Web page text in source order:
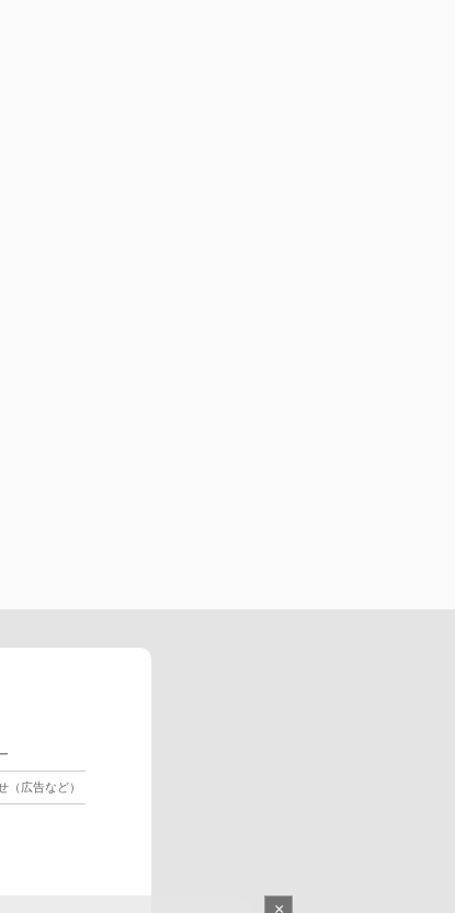
（広告など）
×